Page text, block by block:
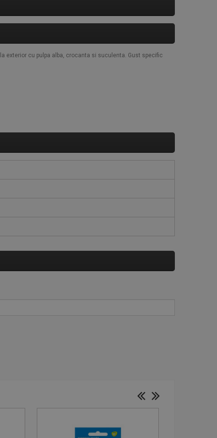
exterior cu pulpa alba, crocanta si suculenta. Gust specific